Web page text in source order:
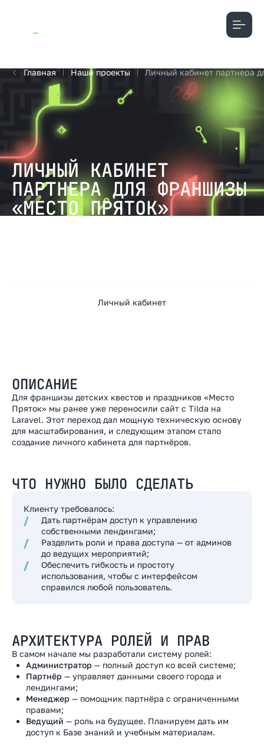
Главная Наши проекты Личный кабинет партнера
ЛИЧНЫЙ КАБИНЕТ
ПАРТНЕРА ДЛЯ ФРАНШИЗЫ
«МЕСТО ПРЯТОК»
Личный кабинет
ОПИСАНИЕ
Для франшизы детских квестов и праздников «Место
Пряток» мы ранее уже переносили сайт с Tilda на
Laravel. Этот переход дал мощную техническую основу
для масштабирования, и следующим этапом стало
создание личного кабинета для партнёров.
ЧТО НУЖНО БЫЛО СДЕЛАТЬ
Клиенту требовалось:
Дать партнёрам доступ к управлению
собственными лендингами;
Разделить роли и права доступа — от админов
до ведущих мероприятий;
Обеспечить гибкость и простоту
использования, чтобы с интерфейсом
справился любой пользователь.
АРХИТЕКТУРА РОЛЕЙ И ПРАВ
В самом начале мы разработали систему ролей:
Администратор — полный доступ ко всей системе;
Партнёр — управляет данными своего города и
лендингами;
Менеджер — помощник партнёра с ограниченными
правами;
Ведущий — роль на будущее. Планируем дать им
доступ к Базе знаний и учебным материалам.